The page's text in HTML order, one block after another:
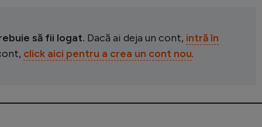
să fii logat. Dacă ai deja un cont, intră în
click aici pentru a crea un cont nou.